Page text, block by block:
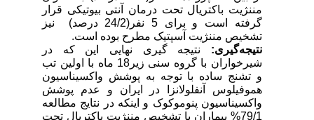
مننژیت باکتریال تحت درمان آنتی بیوتیکی قرار
گرفته است و برای 5 نفر(24/2 درصد) نیز
تشخیص مننژیت آسپتیک مطرح بوده است.
نتیجه‌گیری:نتیجه گیری نهایی این که در
شیرخواران با گروه سنی زیر18 ماه با اولین تب
و تشنج ساده با توجه به پوشش واکسیناسیون
هموفیلوس آنفلولانزا در ایران و عدم پوشش
واکسیناسیون پنوموکوک و اینکه در نتایج مطالعه
79/1% بیماران با تشخیص مننژیت باکتریال تحت